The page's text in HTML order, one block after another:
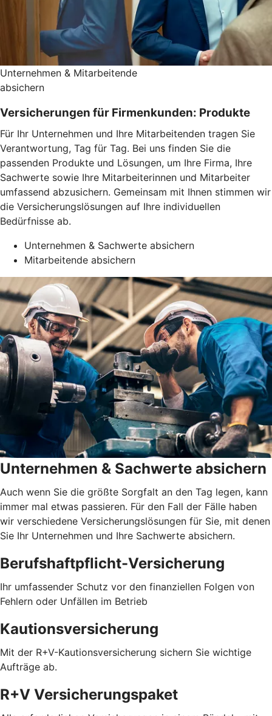
Unternehmen & Mitarbeitende
absichern
Versicherungen für Firmenkunden: Produkte
Für Ihr Unternehmen und Ihre Mitarbeitenden tragen Sie
Verantwortung, Tag für Tag. Bei uns finden Sie die
passenden Produkte und Lösungen, um Ihre Firma, Ihre
Sachwerte sowie Ihre Mitarbeiterinnen und Mitarbeiter
umfassend abzusichern. Gemeinsam mit Ihnen stimmen wir
die Versicherungslösungen auf Ihre individuellen
Bedürfnisse ab.
Unternehmen & Sachwerte absichern
Mitarbeitende absichern
Unternehmen & Sachwerte absichern
Auch wenn Sie die größte Sorgfalt an den Tag legen, kann
immer mal etwas passieren. Für den Fall der Fälle haben
wir verschiedene Versicherungslösungen für Sie, mit denen
Sie Ihr Unternehmen und Ihre Sachwerte absichern.
Berufshaftpflicht-Versicherung
Ihr umfassender Schutz vor den finanziellen Folgen von
Fehlern oder Unfällen im Betrieb
Kautionsversicherung
Mit der R+V-Kautionsversicherung sichern Sie wichtige
Aufträge ab.
R+V Versicherungspaket